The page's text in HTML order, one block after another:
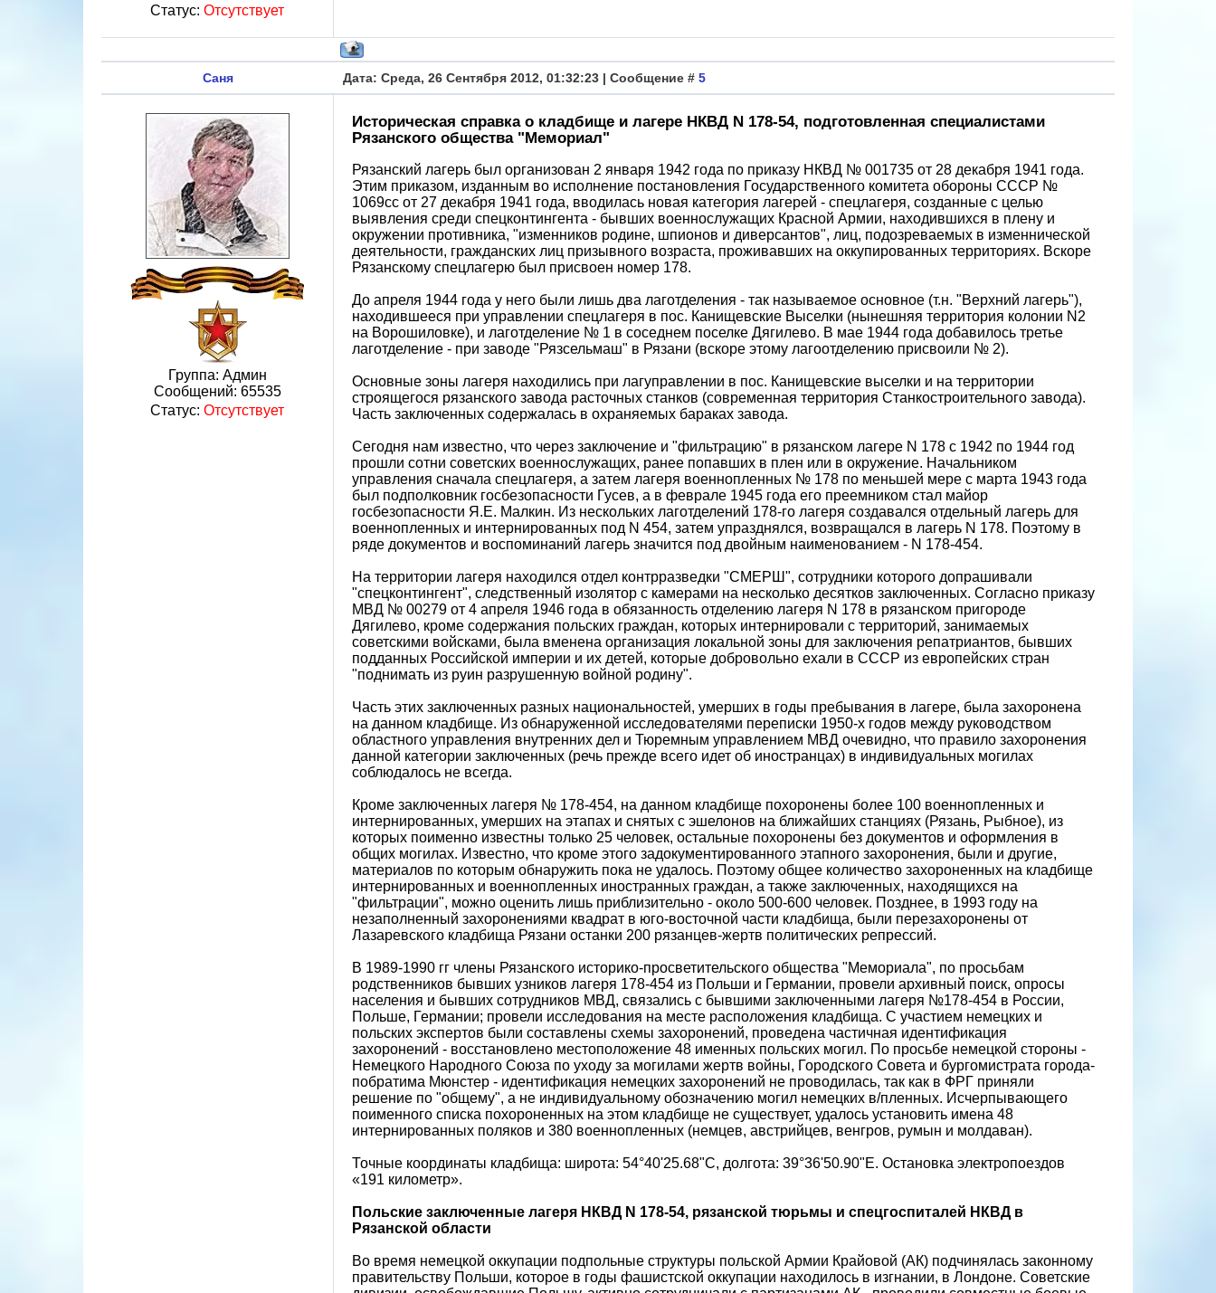
Статус: Отсутствует
Саня Дата: Среда, 26 Сентября 2012, 01:32:23 | Сообщение # 5
Группа: Админ
Сообщений: 65535
Статус: Отсутствует
Историческая справка о кладбище и лагере НКВД N 178-54, подготовленная специалистами
Рязанского общества "Мемориал"
Рязанский лагерь был организован 2 января 1942 года по приказу НКВД № 001735 от 28 декабря 1941 года.
Этим приказом, изданным во исполнение постановления Государственного комитета обороны СССР №
1069сс от 27 декабря 1941 года, вводилась новая категория лагерей - спецлагеря, созданные с целью
выявления среди спецконтингента - бывших военнослужащих Красной Армии, находившихся в плену и
окружении противника, "изменников родине, шпионов и диверсантов", лиц, подозреваемых в изменнической
деятельности, гражданских лиц призывного возраста, проживавших на оккупированных территориях. Вскоре
Рязанскому спецлагерю был присвоен номер 178.
До апреля 1944 года у него были лишь два лаготделения - так называемое основное (т.н. "Верхний лагерь"),
находившееся при управлении спецлагеря в пос. Канищевские Выселки (нынешняя территория колонии N2
на Ворошиловке), и лаготделение № 1 в соседнем поселке Дягилево. В мае 1944 года добавилось третье
лаготделение - при заводе "Рязсельмаш" в Рязани (вскоре этому лагоотделению присвоили № 2).
Основные зоны лагеря находились при лагуправлении в пос. Канищевские выселки и на территории
строящегося рязанского завода расточных станков (современная территория Станкостроительного завода).
Часть заключенных содержалась в охраняемых бараках завода.
Сегодня нам известно, что через заключение и "фильтрацию" в рязанском лагере N 178 с 1942 по 1944 год
прошли сотни советских военнослужащих, ранее попавших в плен или в окружение. Начальником
управления сначала спецлагеря, а затем лагеря военнопленных № 178 по меньшей мере с марта 1943 года
был подполковник госбезопасности Гусев, а в феврале 1945 года его преемником стал майор
госбезопасности Я.Е. Малкин. Из нескольких лаготделений 178-го лагеря создавался отдельный лагерь для
военнопленных и интернированных под N 454, затем упразднялся, возвращался в лагерь N 178. Поэтому в
ряде документов и воспоминаний лагерь значится под двойным наименованием - N 178-454.
На территории лагеря находился отдел контрразведки "СМЕРШ", сотрудники которого допрашивали
"спецконтингент", следственный изолятор с камерами на несколько десятков заключенных. Согласно приказу
МВД № 00279 от 4 апреля 1946 года в обязанность отделению лагеря N 178 в рязанском пригороде
Дягилево, кроме содержания польских граждан, которых интернировали с территорий, занимаемых
советскими войсками, была вменена организация локальной зоны для заключения репатриантов, бывших
подданных Российской империи и их детей, которые добровольно ехали в СССР из европейских стран
"поднимать из руин разрушенную войной родину".
Часть этих заключенных разных национальностей, умерших в годы пребывания в лагере, была захоронена
на данном кладбище. Из обнаруженной исследователями переписки 1950-х годов между руководством
областного управления внутренних дел и Тюремным управлением МВД очевидно, что правило захоронения
данной категории заключенных (речь прежде всего идет об иностранцах) в индивидуальных могилах
соблюдалось не всегда.
Кроме заключенных лагеря № 178-454, на данном кладбище похоронены более 100 военнопленных и
интернированных, умерших на этапах и снятых с эшелонов на ближайших станциях (Рязань, Рыбное), из
которых поименно известны только 25 человек, остальные похоронены без документов и оформления в
общих могилах. Известно, что кроме этого задокументированного этапного захоронения, были и другие,
материалов по которым обнаружить пока не удалось. Поэтому общее количество захороненных на кладбище
интернированных и военнопленных иностранных граждан, а также заключенных, находящихся на
"фильтрации", можно оценить лишь приблизительно - около 500-600 человек. Позднее, в 1993 году на
незаполненный захоронениями квадрат в юго-восточной части кладбища, были перезахоронены от
Лазаревского кладбища Рязани останки 200 рязанцев-жертв политических репрессий.
В 1989-1990 гг члены Рязанского историко-просветительского общества "Мемориала", по просьбам
родственников бывших узников лагеря 178-454 из Польши и Германии, провели архивный поиск, опросы
населения и бывших сотрудников МВД, связались с бывшими заключенными лагеря №178-454 в России,
Польше, Германии; провели исследования на месте расположения кладбища. С участием немецких и
польских экспертов были составлены схемы захоронений, проведена частичная идентификация
захоронений - восстановлено местоположение 48 именных польских могил. По просьбе немецкой стороны -
Немецкого Народного Союза по уходу за могилами жертв войны, Городского Совета и бургомистрата города-
побратима Мюнстер - идентификация немецких захоронений не проводилась, так как в ФРГ приняли
решение по "общему", а не индивидуальному обозначению могил немецких в/пленных. Исчерпывающего
поименного списка похороненных на этом кладбище не существует, удалось установить имена 48
интернированных поляков и 380 военнопленных (немцев, австрийцев, венгров, румын и молдаван).
Точные координаты кладбища: широта: 54°40'25.68"С, долгота: 39°36'50.90"E. Остановка электропоездов
«191 километр».
Польские заключенные лагеря НКВД N 178-54, рязанской тюрьмы и спецгоспиталей НКВД в
Рязанской области
Во время немецкой оккупации подпольные структуры польской Армии Крайовой (АК) подчинялась законному
правительству Польши, которое в годы фашистской оккупации находилось в изгнании, в Лондоне. Советские